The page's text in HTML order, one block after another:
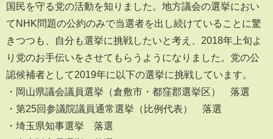
国民を守る党の活動を知りました。地方議会の選挙におい
てNHK問題の公約のみで当選者を出し続けていることに驚
きつつも、自分も選挙に挑戦したいと考え、2018年上旬よ
り党のお手伝いをさせてもらうようになりました。党の公
認候補者として2019年に以下の選挙に挑戦しています。
・岡山県議会議員選挙（倉敷市・都窪郡選挙区） 落選
・第25回参議院議員通常選挙（比例代表） 落選
・埼玉県知事選挙 落選